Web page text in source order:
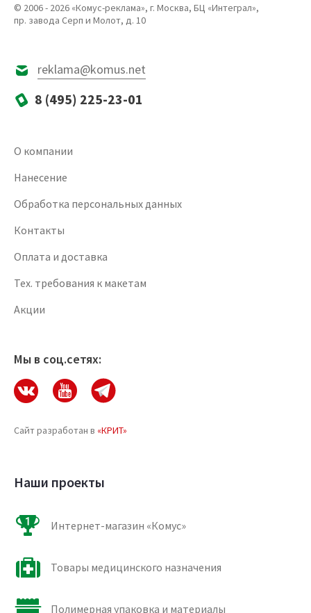
© 2006 - 2026 «Комус-реклама», г. Москва, БЦ «Интеграл»,
пр. завода Серп и Молот, д. 10
reklama@komus.net
8 (495) 225-23-01
О компании
Нанесение
Обработка персональных данных
Контакты
Оплата и доставка
Тех. требования к макетам
Акции
Мы в соц.сетях:
Сайт разработан в «КРИТ»
Наши проекты
Интернет-магазин «Комус»
Товары медицинского назначения
Полимерная упаковка и материалы